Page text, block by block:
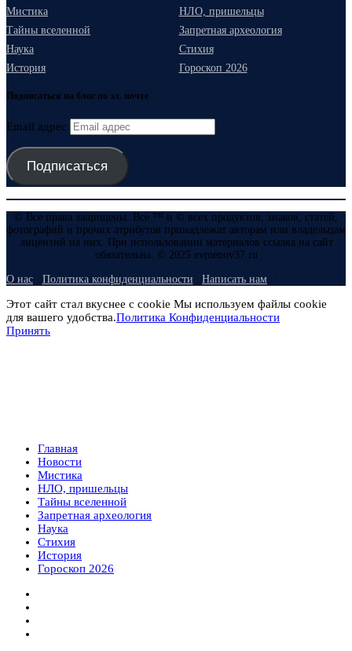
Мистика
НЛО, пришельцы
Тайны вселенной
Запретная археология
Наука
Стихия
История
Гороскоп 2026
Подписаться на блог по эл. почте
Email адрес
Подписаться
© Все права защищены. Все ™ и © всех продуктов, знаков, статей,
фотографий и прочих атрибутов принадлежат авторам или владельцам
лицензий на них. При использовании материалов ссылка на сайт
обязательна. © 2025 evmenov37.ru
О нас Политика конфиденциальности Написать нам
Этот сайт стал вкуснее с cookie Мы используем файлы cookie
для вашего удобства.Политика Конфиденциальности
Принять
Главная
Новости
Мистика
НЛО, пришельцы
Тайны вселенной
Запретная археология
Наука
Стихия
История
Гороскоп 2026